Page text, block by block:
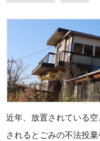
近年、放置されている
されるとごみの不法投